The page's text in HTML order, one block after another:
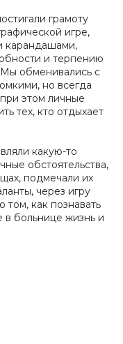
грамоту
игре,
карандашами,
и терпению
Мы обменивались с
но всегда
этом личные
тех, кто отдыхает
какую-то
обстоятельства,
подмечали их
через игру
том, как познавать
в больнице жизнь и